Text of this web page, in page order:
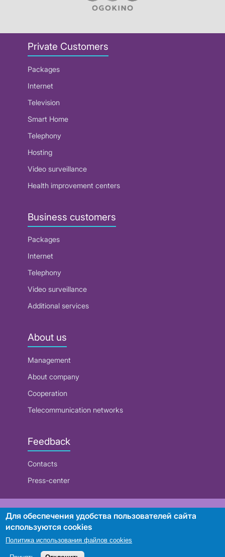
Private Customers
Packages
Internet
Television
Smart Home
Telephony
Hosting
Video surveillance
Health improvement centers
Business customers
Packages
Internet
Telephony
Video surveillance
Additional services
About us
Management
About company
Cooperation
Telecommunication networks
Feedback
Contacts
Press-center
RUE "Beltelecom"
Search
Для обеспечения удобства пользователей сайта
используются cookies
Политика использования файлов cookies